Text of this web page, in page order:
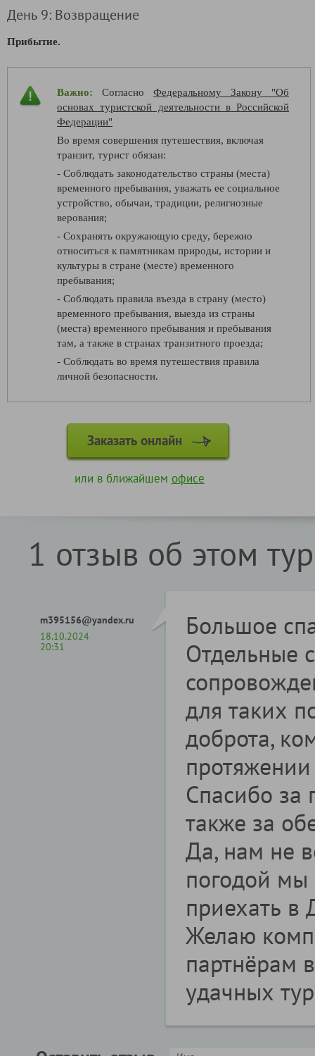
День 9: Возвращение
Прибытие.
Важно: Согласно Федеральному Закону "Об
основах туристской деятельности в Российской
Федерации"
Во время совершения путешествия, включая
транзит, турист обязан:
- Соблюдать законодательство страны (места)
временного пребывания, уважать ее социальное
устройство, обычаи, традиции, религиозные
верования;
- Сохранять окружающую среду, бережно
относиться к памятникам природы, истории и
культуры в стране (месте) временного
пребывания;
- Соблюдать правила въезда в страну (место)
временного пребывания, выезда из страны
(места) временного пребывания и пребывания
там, а также в странах транзитного проезда;
- Соблюдать во время путешествия правила
личной безопасности.
Заказать онлайн
или в ближайшем офисе
1 отзыв об этом
m395156@yandex.ru
18.10.2024
20:31
Большое
Отдельные
для таких
доброта,
Спасибо за
также за
Да, нам не
погодой мы
приехать в
Желаю
партнёрам
удачных